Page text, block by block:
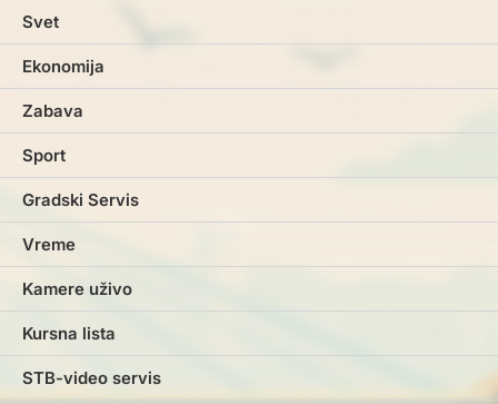
Svet
Ekonomija
Zabava
Sport
Gradski Servis
Vreme
Kamere uživo
Kursna lista
STB-video servis